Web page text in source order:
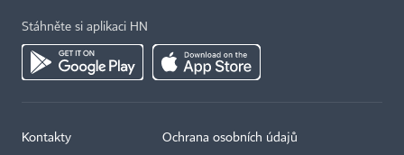
Stáhněte si aplikaci HN
Kontakty Ochrana osobních údajů